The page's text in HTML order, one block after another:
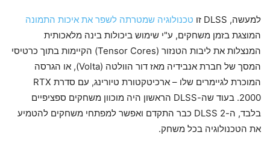
למעשה, DLSS זו
טכנולוגיה שמטרתה לשפר את איכות התמונה
המוצגת בזמן משחקים, ע"י שימוש ביכולות בינה מלאכותית
המנצלות את ליבות הטנזור (Tensor Cores) הקיימות בתוך כרטיסי
המסך של חברת אנבידיה מאז דור הוולטה (Volta), או הגרסה
המוכרת לגיימרים שלו – ארכיטקטורת טיורינג, עם סדרת RTX
2000. בעוד שה-DLSS הראשון היה מוכוון משחקים ספציפיים
בלבד, ה-DLSS 2 כבר התקדם ואפשר למפתחי משחקים להטמיע
את הטכנולוגיה בכל משחק.